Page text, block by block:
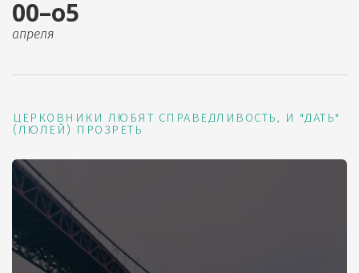
00–о5
апреля
ЦЕРКОВНИКИ ЛЮБЯТ СПРАВЕДЛИВОСТЬ, И "ДАТЬ"
(ЛЮЛЕЙ) ПРОЗРЕТЬ